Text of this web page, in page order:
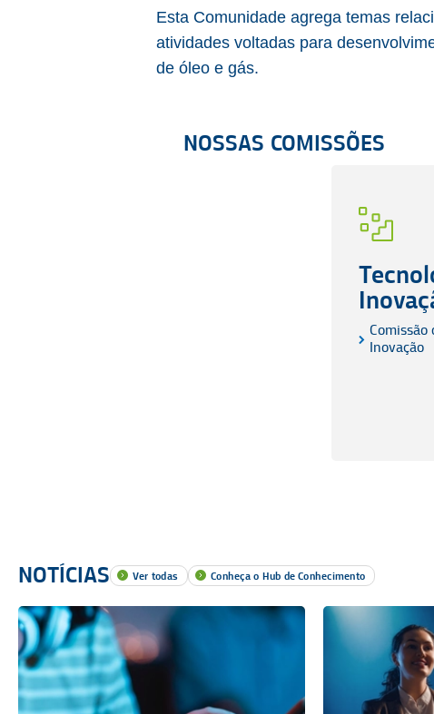
Esta Comunidade agrega temas
atividades voltadas para
de óleo e gás.
NOSSAS COMISSÕES
Comissão
Inovação
NOTÍCIAS Ver todas Conheça o Hub de Conhecimento